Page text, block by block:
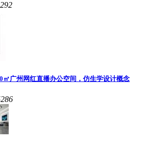
㎡广州网红直播办公空间，仿生学设计概念